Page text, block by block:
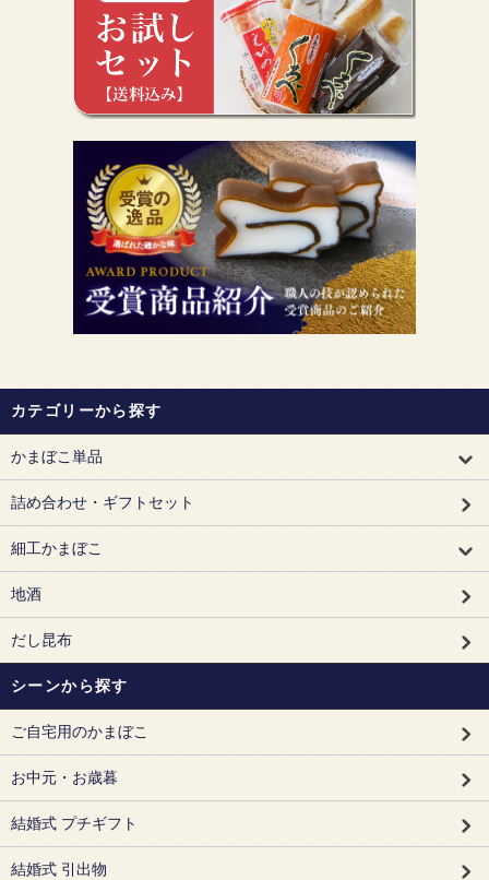
カテゴリーから探す
かまぼこ単品
詰め合わせ・ギフトセット
細工かまぼこ
地酒
だし昆布
シーンから探す
ご自宅用のかまぼこ
お中元・お歳暮
結婚式 プチギフト
結婚式 引出物